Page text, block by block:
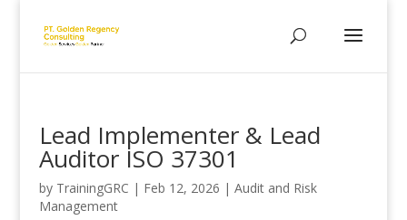
Lead Implementer & Lead
Auditor ISO 37301
by TrainingGRC | Feb 12, 2026 | Audit and Risk
Management